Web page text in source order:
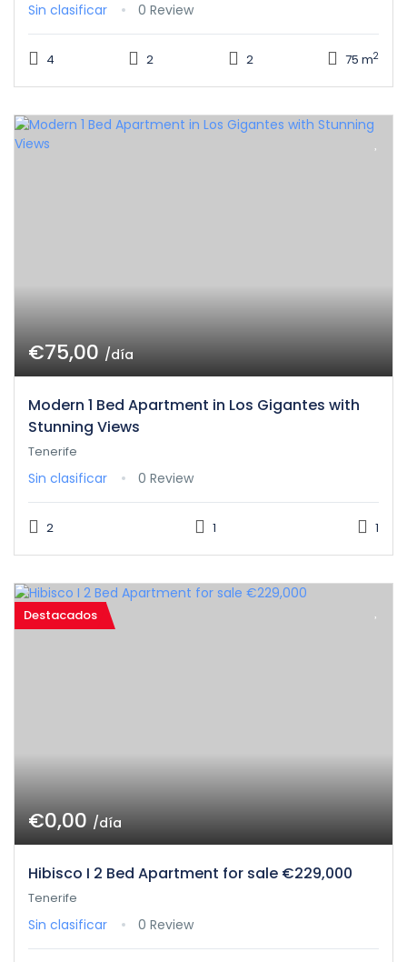
Sin clasificar 0 Review
4 2 2 75 m2
€75,00/día
Modern 1 Bed Apartment in Los Gigantes with
Stunning Views
Tenerife
Sin clasificar 0 Review
2 1 1
Destacados
€0,00/día
Hibisco I 2 Bed Apartment for sale €229,000
Tenerife
Sin clasificar 0 Review